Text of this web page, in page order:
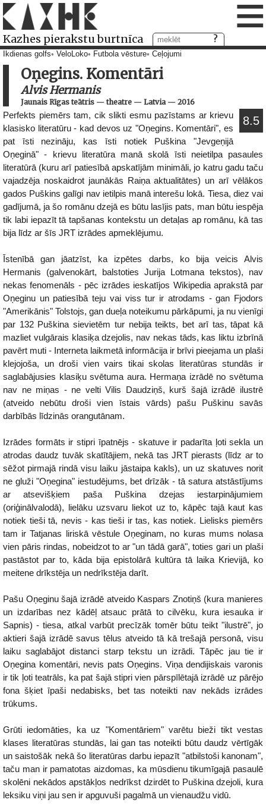
Kazhes pierakstu burtnīca ≡
Ikdienas golfs VeloLoko Futbola vēsture Ceļojumi
Oņegins. Komentāri
Alvis Hermanis
Jaunais Rīgas teātris — theatre — Latvia— 2016
8.5
Perfekts piemērs tam, cik slikti esmu pazīstams ar krievu
klasisko literatūru - kad devos uz "Oņegins. Komentāri", es
pat īsti nezināju, kas īsti notiek Puškina "Jevgeņijā
Oņeginā" - krievu literatūra manā skolā īsti neietilpa pasaules
literatūrā (kuru arī patiesībā apskatījām minimāli, jo katru gadu taču
vajadzēja noskaidrot jaunākās Raiņa aktualitātes) un arī vēlākos
gados Puškins galīgi nav ietilpis manā interešu lokā. Tiesa, diez vai
gadījumā, ja šo romānu dzejā es būtu lasījis pats, man būtu iespēja
tik labi iepazīt tā tapšanas kontekstu un detaļas ap romānu, kā tas
bija līdz ar šīs JRT izrādes apmeklējumu.
Īstenībā gan jāatzīst, ka izpētes darbs, ko bija veicis Alvis
Hermanis (galvenokārt, balstoties Jurija Lotmana tekstos), nav
nekas fenomenāls - pēc izrādes ieskatījos Wikipedia aprakstā par
Oņeginu un patiesībā teju vai viss tur ir atrodams - gan Fjodors
"Amerikānis" Tolstojs, gan dueļa noteikumu pārkāpumi, ja nu vienīgi
par 132 Puškina sievietēm tur nebija teikts, bet arī tas, tāpat kā
mazliet vulgārais klasiķa dzejolis, nav nekas tāds, kas liktu izbrīnā
pavērt muti - Interneta laikmetā informācija ir brīvi pieejama un plaši
klejojoša, un droši vien vairs tikai skolas literatūras stundās ir
saglabājusies klasiķu svētuma aura. Hermaņa izrādē no svētuma
nav ne miņas - ne velti Vilis Daudziņš, kurš šajā izrādē ilustrē
(atveido nebūtu droši vien īstais vārds) pašu Puškinu savās
darbībās līdzinās orangutānam.
Izrādes formāts ir stipri īpatnējs - skatuve ir padarīta ļoti sekla un
atrodas daudz tuvāk skatītājiem, nekā tas JRT pierasts (līdz ar to
sēžot pirmajā rindā visu laiku jāstaipa kakls), un uz skatuves norit
ne gluži "Oņegina" iestudējums, bet drīzāk - tā satura atstāstījums
ar atsevišķiem paša Puškina dzejas iestarpinājumiem
(oriģinālvalodā), lielāku uzsvaru liekot uz to, kāpēc tajā kaut kas
notiek tieši tā, nevis - kas tieši ir tas, kas notiek. Lielisks piemērs
tam ir Tatjanas liriskā vēstule Oņeginam, no kuras mums nolasa
vien pāris rindas, nobeidzot to ar "un tādā garā", toties gari un plaši
pastāstot par to, kāda bija epistolārā kultūra tā laika Krievijā, ko
meitene drīkstēja un nedrīkstēja darīt.
Pašu Oņeginu šajā izrādē atveido Kaspars Znotiņš (kura manieres
un izdarības nez kādēļ atsauc prātā to cilvēku, kura iesauka ir
Sapnis) - tiesa, atkal varbūt precīzāk tomēr būtu teikt "ilustrē", jo
aktieri šajā izrādē savus tēlus atveido tā kā trešajā personā, visu
laiku saglabājot distanci starp tekstu un izrādi. Tāpēc jau tie ir
Oņegina komentāri, nevis pats Oņegins. Viņa dendijiskais varonis
ir tik ļoti teatrāls, ka pat šajā stipri vien pārspīlētajā izrādē uz pārējo
fona šķiet īpaši nedabisks, bet tas noteikti nav nekāds izrādes
trūkums.
Grūti iedomāties, ka uz "Komentāriem" varētu bieži tikt vestas
klases literatūras stundās, lai gan tas noteikti būtu daudz vērtīgāk
un saistošāk nekā šo literatūras darbu iepazīt "atbilstoši kanonam",
taču man ir pamatotas aizdomas, ka mūsdienu tikumīgajā pasaulē
skolēni nekādos apstākļos nedrīkst dzirdēt to Puškina dzejoli, kura
leksiku viņi jau sen ir apguvuši pagalmā un vienaudžu vidū.